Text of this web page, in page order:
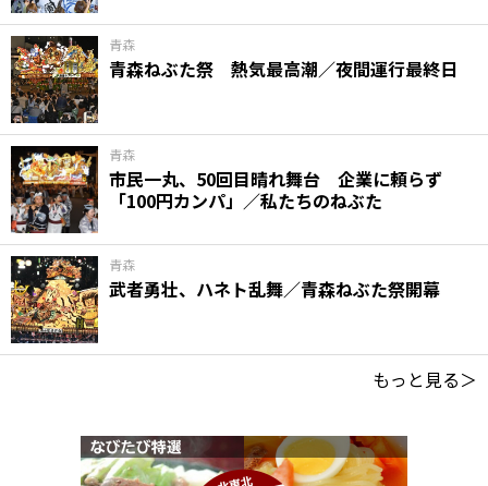
青森
青森ねぶた祭 熱気最高潮／夜間運行最終日
青森
市民一丸、50回目晴れ舞台 企業に頼らず
「100円カンパ」／私たちのねぶた
青森
武者勇壮、ハネト乱舞／青森ねぶた祭開幕
もっと見る＞